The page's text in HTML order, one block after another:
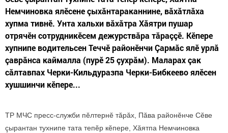
Немчиновка ялӗсене çыхăнтараканнине, вăхăтлăха
хупма тивнӗ. Унта хальхи вăхăтра Хăятри пушар
отрячӗн сотрудникӗсем дежурствăра тăраççӗ. Кӗпере
хупнипе водительсен Теччӗ районӗнчи Çармăс ялӗ урлă
çаврăнса каймалла (пурӗ 25 çухрăм). Маларах çак
сăлтавпах Черки-Кильдуразпа Черки-Бибкеево ялӗсен
хушшинчи кӗпере...
ТР МЧС пресс-служби пӗлтернӗ тăрăх, Пăва районӗнче Сӗве
çырантан тухнипе тата тепӗр кӗпере, Хăятпа Немчиновка